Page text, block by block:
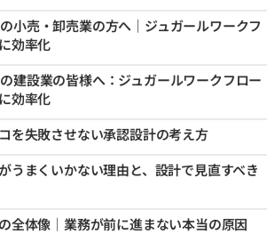
小売・卸売業の方へ｜ジュガールワークフ
効率化
建設業の皆様へ：ジュガールワークフロー
効率化
を失敗させない承認設計の考え方
うまくいかない理由と、設計で見直すべき
全体像｜業務が前に進まない本当の原因